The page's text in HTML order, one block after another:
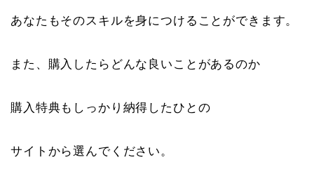
あなたもそのスキルを身につけることができます。
また、購入したらどんな良いことがあるのか
購入特典もしっかり納得したひとの
サイトから選んでください。